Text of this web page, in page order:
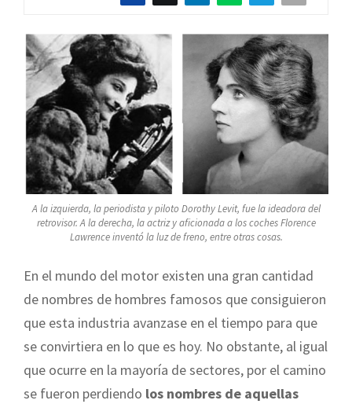
A la izquierda, la periodista y piloto Dorothy Levit, fue la ideadora del
retrovisor. A la derecha, la actriz y aficionada a los coches Florence
Lawrence inventó la luz de freno, entre otras cosas.
En el mundo del motor existen una gran cantidad
de nombres de hombres famosos que consiguieron
que esta industria avanzase en el tiempo para que
se convirtiera en lo que es hoy. No obstante, al igual
que ocurre en la mayoría de sectores, por el camino
se fueron perdiendo los nombres de aquellas